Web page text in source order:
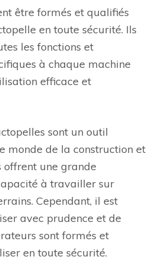
être formés et qualifiés
en toute sécurité. Ils
les fonctions et
à chaque machine
efficace et
sont un outil
monde de la construction et
offrent une grande
à travailler sur
Cependant, il est
avec prudence et de
sont formés et
en toute sécurité.